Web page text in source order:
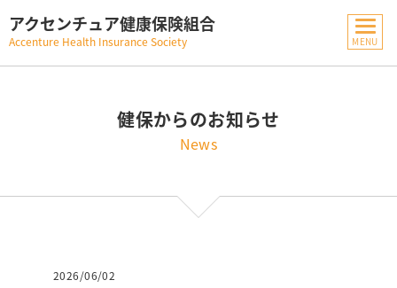
アクセンチュア健康保険組合
Accenture Health Insurance Society
健保からのお知らせ
News
2026/06/02